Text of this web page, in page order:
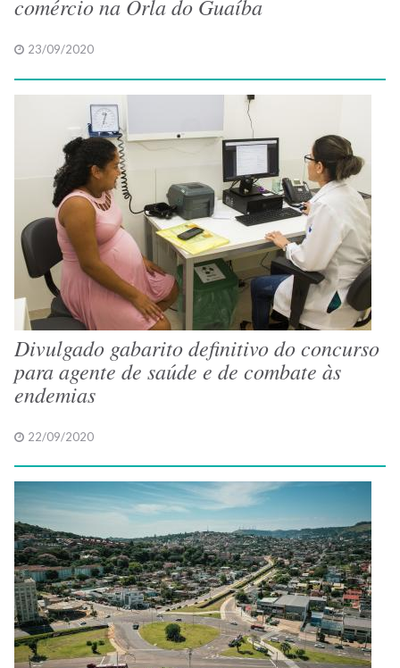
comércio na Orla do Guaíba
23/09/2020
Divulgado gabarito definitivo do concurso
para agente de saúde e de combate às
endemias
22/09/2020